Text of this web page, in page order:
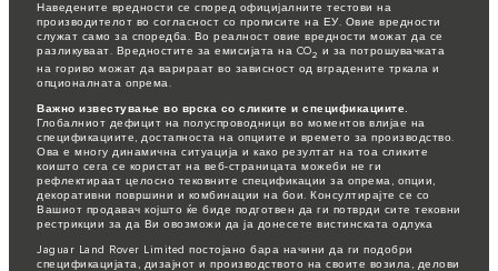
Наведените вредности се според официјалните тестови на
производителот во согласност со прописите на ЕУ. Овие вредности
служат само за споредба. Во реалност овие вредности можат да се
разликуваат. Вредностите за емисијата на CO2 и за потрошувачката
на гориво можат да варираат во зависност од вградените тркала и
опционалната опрема.
Важно известување во врска со сликите и спецификациите.
Глобалниот дефицит на полуспроводници во моментов влијае на
спецификациите, достапноста на опциите и времето за производство.
Ова е многу динамична ситуација и како резултат на тоа сликите
коишто сега се користат на веб-страницата можеби не ги
рефлектираат целосно тековните спецификации за опрема, опции,
декоративни површини и комбинации на бои. Консултирајте се со
Вашиот продавач којшто ќе биде подготвен да ги потврди сите тековни
рестрикции за да Ви овозможи да ја донесете вистинската одлука
Jaguar Land Rover Limited постојано бара начини да ги подобри
спецификацијата, дизајнот и производството на своите возила, делови